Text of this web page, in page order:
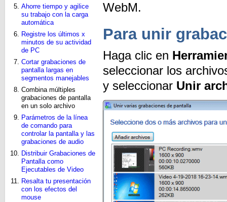
Ahorre tiempo y agilice
su trabajo con la carga
automática
Registre los últimos x
minutos de su actividad
de PC
Cortar grabaciones de
pantalla largas en
segmentos manejables
Combina múltiples
grabaciones de pantalla
en un solo archivo
Parámetros de la línea
de comando para
controlar la pantalla y las
grabaciones de audio
Distribuir Grabaciones de
Pantalla como
Ejecutables de Video
Resalta tu presentación
con los efectos del
mouse
WebM.
Para unir
Haga clic en
seleccionar los
y seleccionar Unir